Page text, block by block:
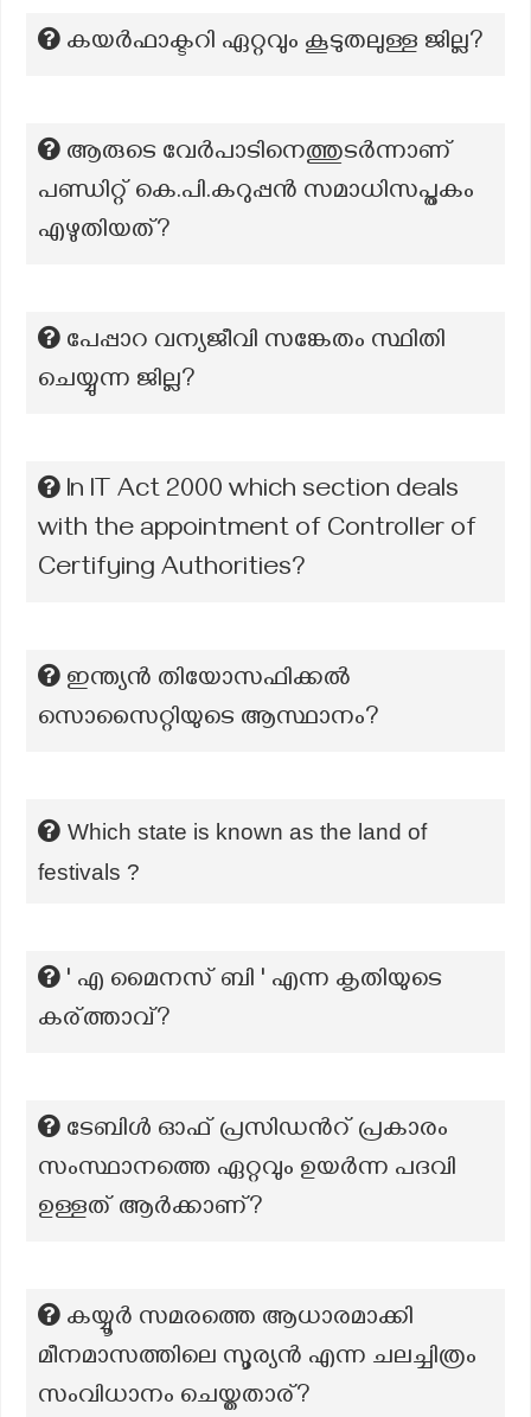
കയര്‍ഫാക്ടറി ഏറ്റവും കൂടുതലുള്ള ജില്ല?
ആരുടെ വേർപാടിനെത്തുടർന്നാണ്
പണ്ഡിറ്റ് കെ.പി.കറുപ്പൻ സമാധിസപ്തകം
എഴുതിയത്?
പേപ്പാറ വന്യജീവി സങ്കേതം സ്ഥിതി
ചെയ്യുന്ന ജില്ല?
In IT Act 2000 which section deals
with the appointment of Controller of
Certifying Authorities?
ഇന്ത്യൻ തിയോസഫിക്കൽ
സൊസൈറ്റിയുടെ ആസ്ഥാനം?
Which state is known as the land of
festivals ?
' എ മൈനസ് ബി ' എന്ന കൃതിയുടെ
കര്ത്താവ്?
ടേബിൾ ഓഫ് പ്രസിഡൻറ് പ്രകാരം
സംസ്ഥാനത്തെ ഏറ്റവും ഉയർന്ന പദവി
ഉള്ളത് ആർക്കാണ്?
കയ്യൂർ സമരത്തെ ആധാരമാക്കി
മീനമാസത്തിലെ സൂര്യൻ എന്ന ചലച്ചിത്രം
സംവിധാനം ചെയ്തതാര്?